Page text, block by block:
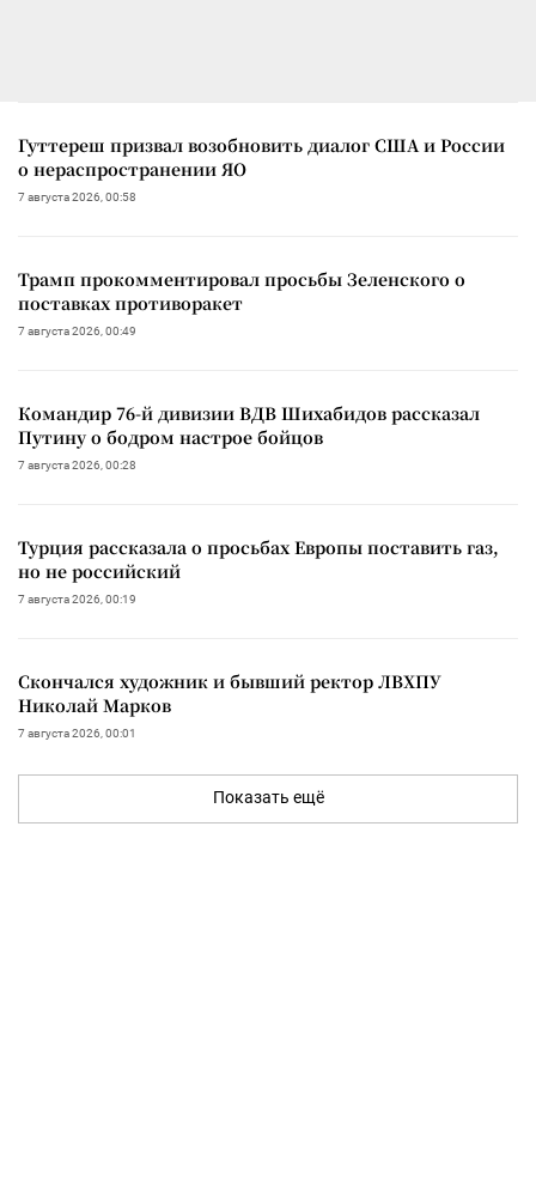
Гуттереш призвал возобновить диалог США и России
о нераспространении ЯО
7 августа 2026, 00:58
Трамп прокомментировал просьбы Зеленского о
поставках противоракет
7 августа 2026, 00:49
Командир 76-й дивизии ВДВ Шихабидов рассказал
Путину о бодром настрое бойцов
7 августа 2026, 00:28
Турция рассказала о просьбах Европы поставить газ,
но не российский
7 августа 2026, 00:19
Скончался художник и бывший ректор ЛВХПУ
Николай Марков
7 августа 2026, 00:01
Показать ещё